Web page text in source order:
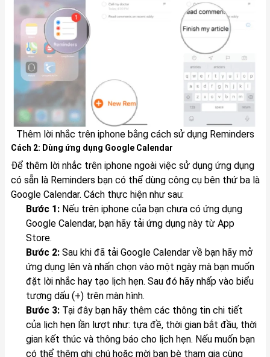
Thêm lời nhắc trên iphone bằng cách sử dụng Reminders
Cách 2: Dùng ứng dụng Google Calendar
Để thêm lời nhắc trên iphone ngoài việc sử dụng ứng dụng
có sẵn là Reminders bạn có thể dùng công cụ bên thứ ba là
Google Calendar. Cách thực hiện như sau:
Bước 1:Nếu trên iphone của bạn chưa có ứng dụng
Google Calendar, bạn hãy tải ứng dụng này từ App
Store.
Bước 2:Sau khi đã tải Google Calendar về bạn hãy mở
ứng dụng lên và nhấn chọn vào một ngày mà bạn muốn
đặt lời nhắc hay tạo lịch hẹn. Sau đó hãy nhấp vào biểu
tượng dấu (+) trên màn hình.
Bước 3:Tại đây bạn hãy thêm các thông tin chi tiết
của lịch hẹn lần lượt như: tựa đề, thời gian bắt đầu, thời
gian kết thúc và thông báo cho lịch hẹn. Nếu muốn bạn
có thể thêm ghi chú hoặc mời bạn bè tham gia cùng